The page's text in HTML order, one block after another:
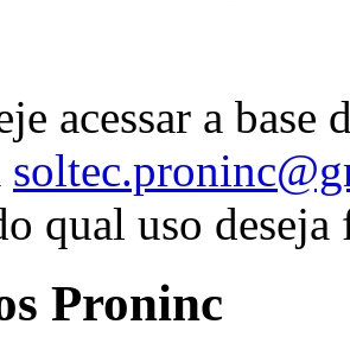
acessar a
qual uso deseja
Proninc